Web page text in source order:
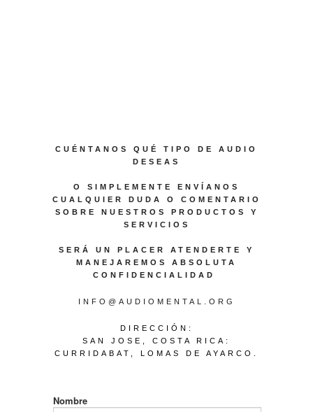
CUÉNTANOS QUÉ TIPO DE AUDIO
DESEAS
O SIMPLEMENTE ENVÍANOS
CUALQUIER DUDA O COMENTARIO
SOBRE NUESTROS PRODUCTOS Y
SERVICIOS
SERÁ UN PLACER ATENDERTE Y
MANEJAREMOS ABSOLUTA
CONFIDENCIALIDAD
INFO@AUDIOMENTAL.ORG
DIRECCIÓN:
SAN JOSE, COSTA RICA:
CURRIDABAT, LOMAS DE AYARCO
Nombre